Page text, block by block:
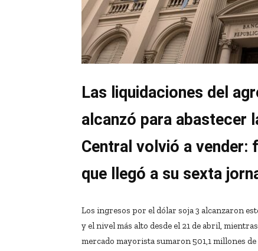
Las liquidaciones del
alcanzó para abastecer
Central volvió a vender:
que llegó a su sexta
Los ingresos por el dólar soja 3 alcanzaron
y el nivel más alto desde el 21 de abril,
mercado mayorista sumaron 501,1 millones de